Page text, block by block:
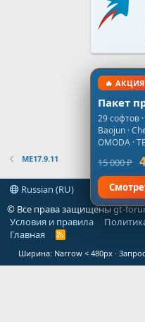
ME17.9.11
Russian (RU)
© Все права защищеныgt-
Условия и правила
Главная
R
S
Ширина
🔥 АКЦИЯ
Пакет
29 софтов
Baojun ·
OMODA ·
15 000 ₽